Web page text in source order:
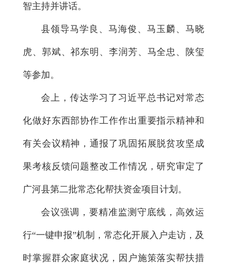
智主持并讲话。
县领导马学良、马海俊、马玉麟、马晓
虎、郭斌、祁东明、李润芳、马全忠、陕玺
等参加。
会上，传达学习了习近平总书记对常态
化做好东西部协作工作作出重要指示精神和
有关会议精神，通报了巩固拓展脱贫攻坚成
果考核反馈问题整改工作情况，研究审定了
广河县第二批常态化帮扶资金项目计划。
会议强调，要精准监测守底线，高效运
行“一键申报”机制，常态化开展入户走访，及
时掌握群众家庭状况，因户施策落实帮扶措